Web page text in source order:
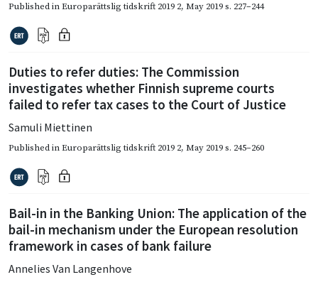
Published inEuroparättslig tidskrift 2019 2, May 2019s. 227–244
Duties to refer duties: The Commission
investigates whether Finnish supreme courts
failed to refer tax cases to the Court of Justice
Samuli Miettinen
Published inEuroparättslig tidskrift 2019 2, May 2019s. 245–260
Bail-in in the Banking Union: The application of the
bail-in mechanism under the European resolution
framework in cases of bank failure
Annelies Van Langenhove